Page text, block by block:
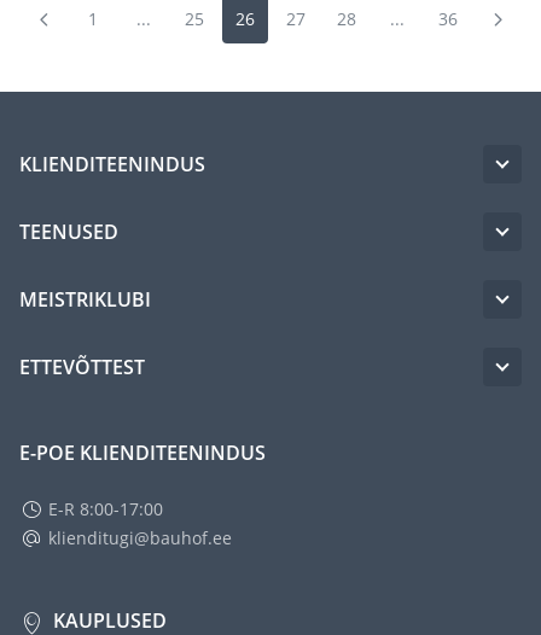
1 ... 25 26 27 28 ... 36
KLIENDITEENINDUS
TEENUSED
MEISTRIKLUBI
ETTEVÕTTEST
E-POE KLIENDITEENINDUS
E-R 8:00-17:00
klienditugi@bauhof.ee
KAUPLUSED